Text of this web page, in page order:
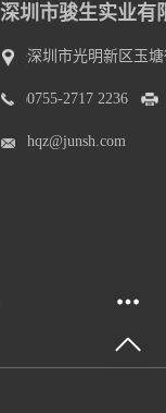
深圳市骏生实业有
深圳市光明新区玉
0755-2717 2236
hqz@junsh.com